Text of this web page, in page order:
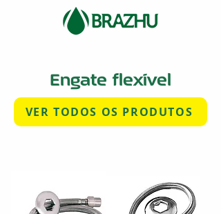
Engate flexível
VER TODOS OS PRODUTOS